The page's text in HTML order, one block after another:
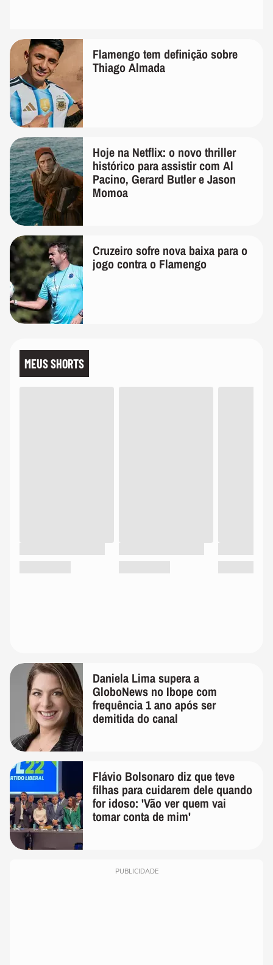
Flamengo tem definição sobre
Thiago Almada
Hoje na Netflix: o novo thriller
histórico para assistir com Al
Pacino, Gerard Butler e Jason
Momoa
Cruzeiro sofre nova baixa para o
jogo contra o Flamengo
MEUS SHORTS
Daniela Lima supera a
GloboNews no Ibope com
frequência 1 ano após ser
demitida do canal
Flávio Bolsonaro diz que teve
filhas para cuidarem dele quando
for idoso: 'Vão ver quem vai
tomar conta de mim'
PUBLICIDADE